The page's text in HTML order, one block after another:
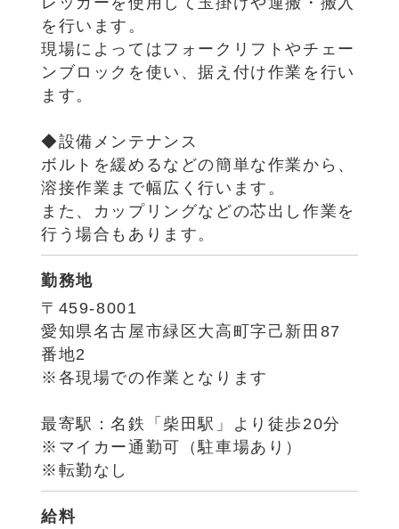
を行います。
現場によってはフォークリフトやチェー
ンブロックを使い、据え付け作業を行い
ます。
◆設備メンテナンス
ボルトを緩めるなどの簡単な作業から、
溶接作業まで幅広く行います。
また、カップリングなどの芯出し作業を
行う場合もあります。
勤務地
〒459-8001
愛知県名古屋市緑区大高町字己新田87
番地2
※各現場での作業となります
最寄駅：名鉄「柴田駅」より徒歩20分
※マイカー通勤可（駐車場あり）
※転勤なし
給料